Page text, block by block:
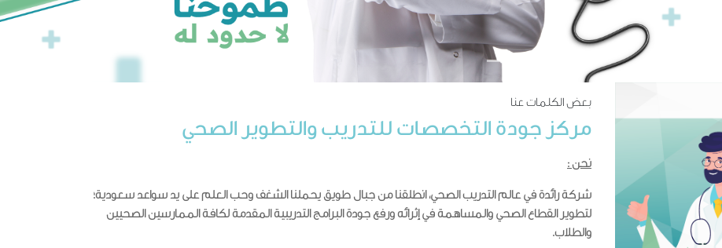
بعض الكلمات عنا
مركز جودة التخصصات للتدريب والتطوير الصحي
نحن :
شركة رائدة في عالم التدريب الصحي، انطلقنا من جبال طويق يحملنا الشغف وحب العلم على يد سواعد سعودية؛
والطلاب.